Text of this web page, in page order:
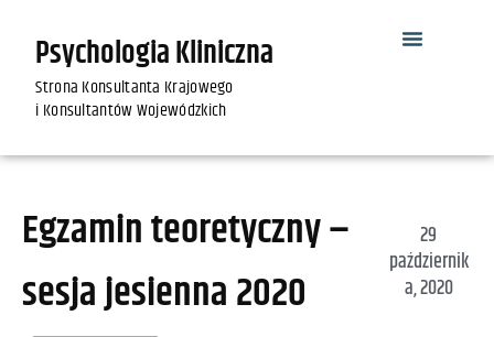
Psychologia Kliniczna
Strona Konsultanta Krajowego
i Konsultantów Wojewódzkich
Egzamin teoretyczny –
sesja jesienna 2020
29
październik
a, 2020